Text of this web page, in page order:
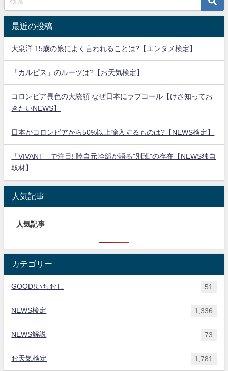
最近の投稿
大泉洋 15歳の娘によく言われることは?【エンタメ検定】
「カルピス」のルーツは?【お天気検定】
コロンビア異色の大統領 なぜ日本にラブコール【けさ知ってお
きたいNEWS】
日本がコロンビアから50%以上輸入するものは?【NEWS検定】
「VIVANT」で注目! 陸自元幹部が語る"別班"の存在【NEWS独自
取材】
人気記事
人気記事
カテゴリー
GOOD!いちおし 51
NEWS検定 1,336
NEWS解説 73
お天気検定 1,781